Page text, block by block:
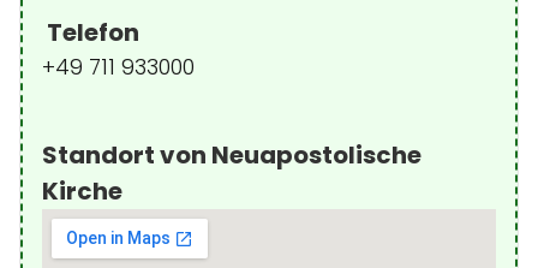
Telefon
+49 711 933000
Standort von Neuapostolische
Kirche